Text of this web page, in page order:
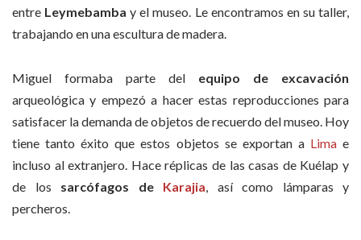
entre Leymebamba y el museo. Le encontramos en su taller,
trabajando en una escultura de madera.
Miguel formaba parte del equipo de excavación
arqueológica y empezó a hacer estas reproducciones para
satisfacer la demanda de objetos de recuerdo del museo. Hoy
tiene tanto éxito que estos objetos se exportan a Limae
incluso al extranjero. Hace réplicas de las casas de Kuélap y
de los sarcófagos de Karajia , así como lámparas y
percheros.